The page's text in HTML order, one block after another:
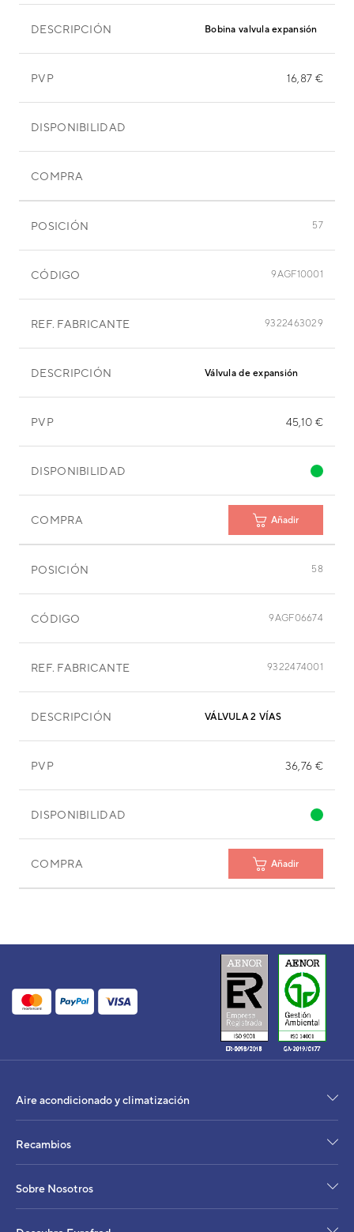
DESCRIPCIÓN Bobina valvula expansión
PVP 16,87 €
DISPONIBILIDAD
COMPRA
POSICIÓN 57
CÓDIGO 9AGF10001
REF. FABRICANTE 9322463029
DESCRIPCIÓN Válvula de expansión
PVP 45,10 €
DISPONIBILIDAD
COMPRA Añadir
POSICIÓN 58
CÓDIGO 9AGF06674
REF. FABRICANTE 9322474001
DESCRIPCIÓN VÁLVULA 2 VÍAS
PVP 36,76 €
DISPONIBILIDAD
COMPRA Añadir
UE CASSETTE 3D AUF22-KR ROG22KBTB
Aire acondicionado y climatización
Recambios
Sobre Nosotros